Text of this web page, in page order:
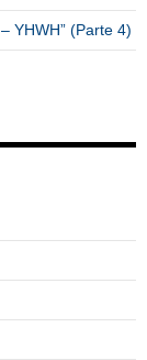
YAHWÉH es la Correcta Pronunciación de “יהוה – YHWH” (Parte 4)